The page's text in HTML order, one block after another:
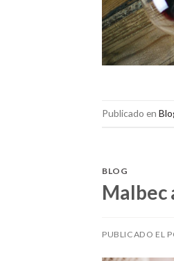
Publicado en
BLOG
Malbec
PUBLICADO EL